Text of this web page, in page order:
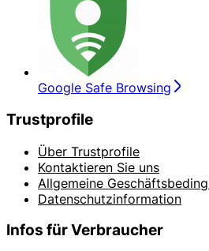
Google Safe Browsing
Trustprofile
Über Trustprofile
Kontaktieren Sie uns
Allgemeine
Datenschutzinformation
Infos für Verbraucher